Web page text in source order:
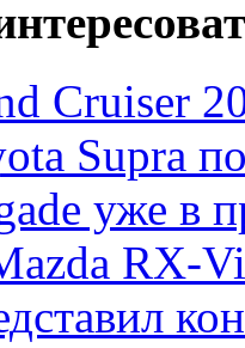
Cruiser
Supra
уже в
RX-